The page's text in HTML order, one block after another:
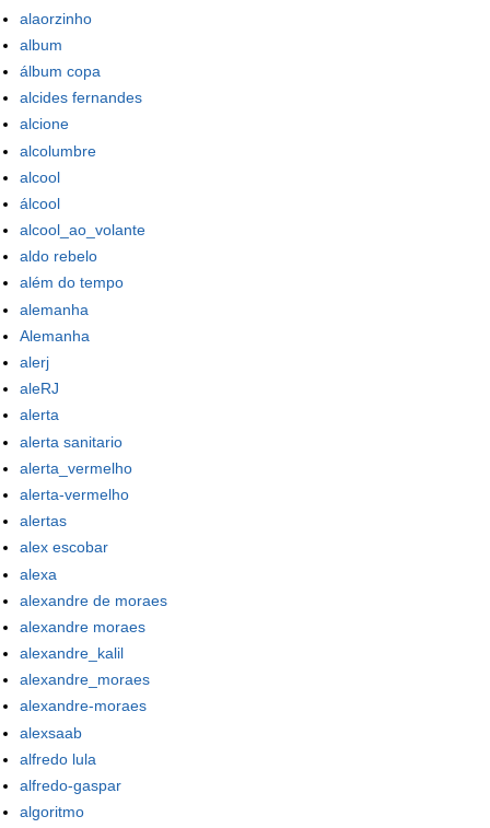
alaorzinho
album
álbum copa
alcides fernandes
alcione
alcolumbre
alcool
álcool
alcool_ao_volante
aldo rebelo
além do tempo
alemanha
Alemanha
alerj
aleRJ
alerta
alerta sanitario
alerta_vermelho
alerta-vermelho
alertas
alex escobar
alexa
alexandre de moraes
alexandre moraes
alexandre_kalil
alexandre_moraes
alexandre-moraes
alexsaab
alfredo lula
alfredo-gaspar
algoritmo